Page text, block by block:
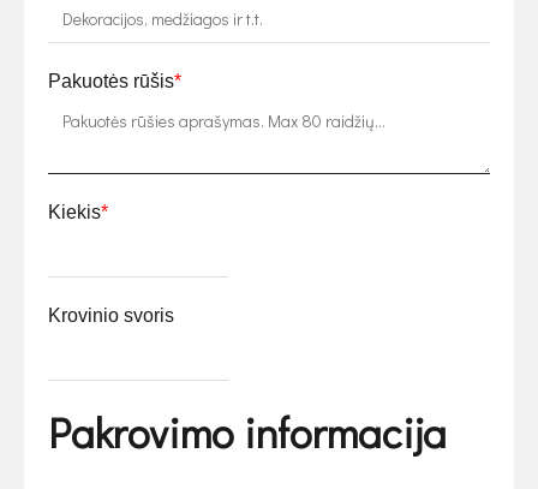
Pakuotės rūšis*
Kiekis*
Krovinio svoris
Pakrovimo informacija